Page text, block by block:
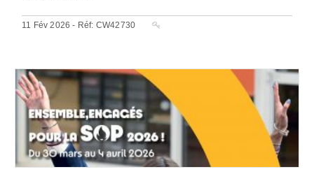
11 Fév 2026 - Réf: CW42730